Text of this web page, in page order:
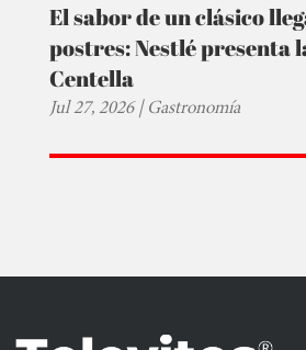
El sabor de un clásico
postres: Nestlé presenta
Centella
Jul 27, 2026|Gastronomía